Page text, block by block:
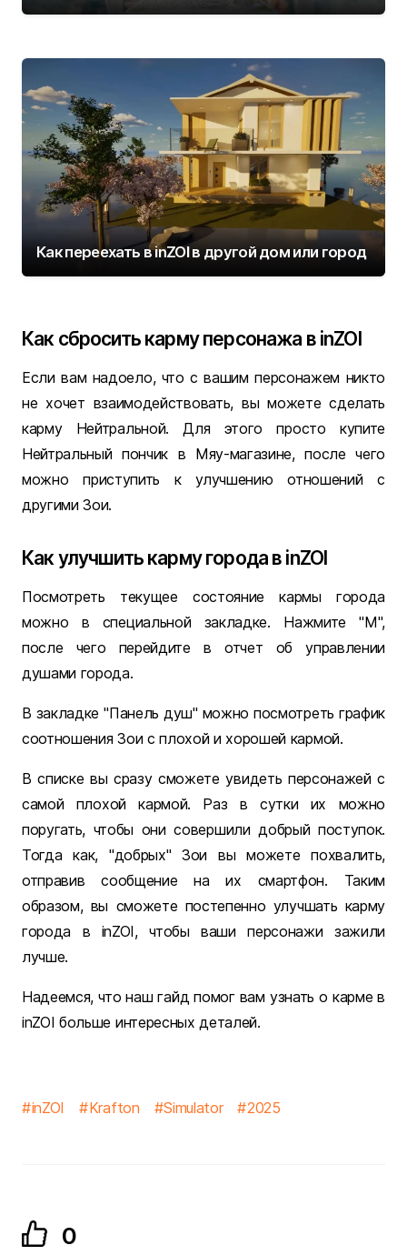
Как переехать в inZOI в другой дом или город
Как сбросить карму персонажа в inZOI
Если вам надоело, что с вашим персонажем никто
не хочет взаимодействовать, вы можете сделать
карму Нейтральной. Для этого просто купите
Нейтральный пончик в Мяу-магазине, после чего
можно приступить к улучшению отношений с
другими Зои.
Как улучшить карму города в inZOI
Посмотреть текущее состояние кармы города
можно в специальной закладке. Нажмите "М",
после чего перейдите в отчет об управлении
душами города.
В закладке "Панель душ" можно посмотреть график
соотношения Зои с плохой и хорошей кармой.
В списке вы сразу сможете увидеть персонажей с
самой плохой кармой. Раз в сутки их можно
поругать, чтобы они совершили добрый поступок.
Тогда как, "добрых" Зои вы можете похвалить,
отправив сообщение на их смартфон. Таким
образом, вы сможете постепенно улучшать карму
города в inZOI, чтобы ваши персонажи зажили
лучше.
Надеемся, что наш гайд помог вам узнать о карме в
inZOI больше интересных деталей.
inZOI Krafton Simulator 2025
0